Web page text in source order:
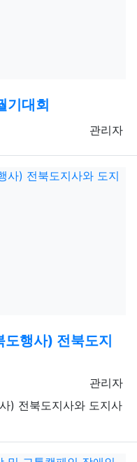
기대회
등록자
관리자
행사) 전북도지
등록자
관리자
) 전북도지사와 도지사